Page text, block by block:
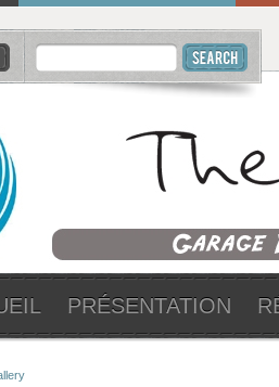
PRÉSENTATION